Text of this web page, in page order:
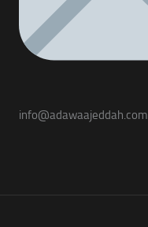
info@adawaajeddah.com